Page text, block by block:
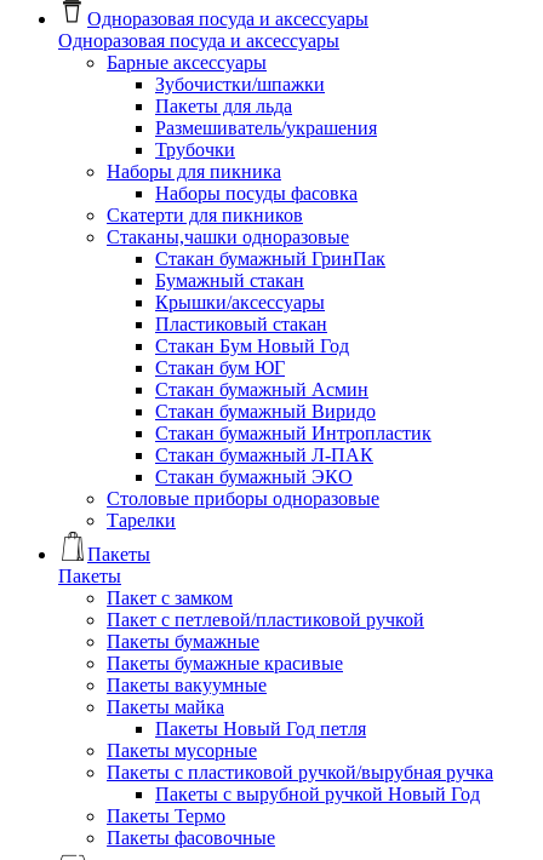
Одноразовая посуда и аксессуары
Одноразовая посуда и аксессуары
Барные аксессуары
Зубочистки/шпажки
Пакеты для льда
Размешиватель/украшения
Трубочки
Наборы для пикника
Наборы посуды фасовка
Скатерти для пикников
Стаканы,чашки одноразовые
Cтакан бумажный ГринПак
Бумажный стакан
Крышки/аксессуары
Пластиковый стакан
Стакан Бум Новый Год
Стакан бум ЮГ
Стакан бумажный Асмин
Стакан бумажный Виридо
Стакан бумажный Интропластик
Стакан бумажный Л-ПАК
Стакан бумажный ЭКО
Столовые приборы одноразовые
Тарелки
Пакеты
Пакеты
Пакет с замком
Пакет с петлевой/пластиковой ручкой
Пакеты бумажные
Пакеты бумажные красивые
Пакеты вакуумные
Пакеты майка
Пакеты Новый Год петля
Пакеты мусорные
Пакеты с пластиковой ручкой/вырубная ручка
Пакеты с вырубной ручкой Новый Год
Пакеты Термо
Пакеты фасовочные